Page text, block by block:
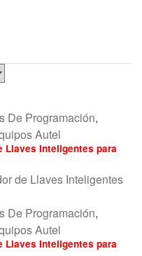
De Programación,
Autel
Llaves Inteligentes para
De Programación,
Autel
Llaves Inteligentes para